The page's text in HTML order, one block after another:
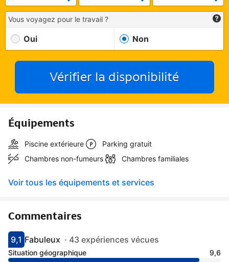
Vous voyagez pour le travail ?
Oui Non
Vérifier la disponibilité
Équipements
Piscine extérieure
Parking gratuit
Chambres non-fumeurs
Chambres familiales
Voir tous les équipements et services
Commentaires
Avec une note de 9.1
9,1
fabuleuxFabuleux · 43 expériences vécues
Situation géographique
9,6